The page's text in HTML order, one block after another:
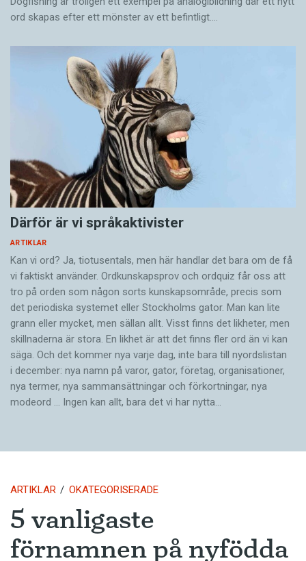
ord skapas efter ett mönster av ett befintligt.…
Därför är vi språkaktivister
ARTIKLAR
Kan vi ord? Ja, tiotusentals, men här handlar det bara om de få
vi faktiskt använder. Ordkunskapsprov och ordquiz får oss att
tro på orden som någon sorts kunskapsområde, precis som
det periodiska systemet eller Stockholms gator. Man kan lite
grann eller mycket, men sällan allt. Visst finns det likheter, men
skillnaderna är stora. En likhet är att det finns fler ord än vi kan
säga. Och det kommer nya varje dag, inte bara till nyordslistan
i december: nya namn på varor, gator, företag, organisationer,
nya termer, nya samman­sättningar och förkortningar, nya
modeord … Ingen kan allt, bara det vi har nytta…
ARTIKLAR OKATEGORISERADE
5 vanligaste
förnamnen på nyfödda